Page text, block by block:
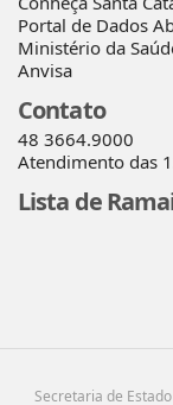
Portal de Dados
Ministério da
Anvisa
Contato
48 3664.9000
Atendimento das
Lista de
Secretaria de Estado